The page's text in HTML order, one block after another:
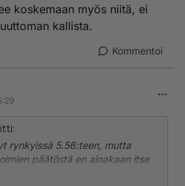
koskemaan myös niitä, ei
kallista.
Kommentoi
rynkyissä 5.56:teen, mutta
päätöstä en ainakaan itse